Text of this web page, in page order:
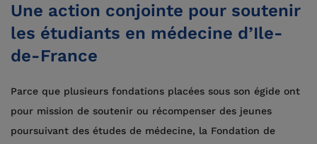
Une action conjointe pour soutenir
les étudiants en médecine d’Ile-
de-France
Parce que plusieurs fondations placées sous son égide ont
pour mission de soutenir ou récompenser des jeunes
poursuivant des études de médecine, la Fondation de